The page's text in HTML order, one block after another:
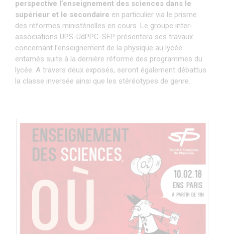
perspective l’enseignement des sciences dans le
supérieur et le secondaire en particulier via le prisme
des réformes ministérielles en cours. Le groupe inter-
associations UPS-UdPPC-SFP présentera ses travaux
concernant l’enseignement de la physique au lycée
entamés suite à la dernière réforme des programmes du
lycée. A travers deux exposés, seront également débattus
la classe inversée ainsi que les stéréotypes de genre.